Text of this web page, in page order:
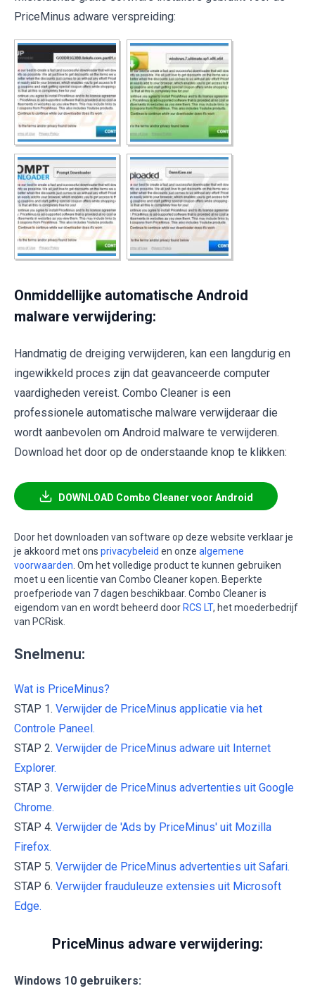
PriceMinus adware verspreiding:
Onmiddellijke automatische Android
malware verwijdering:
Handmatig de dreiging verwijderen, kan een langdurig en
ingewikkeld proces zijn dat geavanceerde computer
vaardigheden vereist. Combo Cleaner is een
professionele automatische malware verwijderaar die
wordt aanbevolen om Android malware te verwijderen.
Download het door op de onderstaande knop te klikken:
DOWNLOAD Combo Cleaner voor Android
Door het downloaden van software op deze website verklaar je
je akkoord met ons privacybeleid en onze algemene
voorwaarden . Om het volledige product te kunnen gebruiken
moet u een licentie van Combo Cleaner kopen. Beperkte
proefperiode van 7 dagen beschikbaar. Combo Cleaner is
eigendom van en wordt beheerd door RCS LT, het moederbedrijf
van PCRisk.
Snelmenu:
Wat is PriceMinus?
STAP 1. Verwijder de PriceMinus applicatie via het
Controle Paneel.
STAP 2. Verwijder de PriceMinus adware uit Internet
Explorer.
STAP 3. Verwijder de PriceMinus advertenties uit Google
Chrome.
STAP 4. Verwijder de 'Ads by PriceMinus' uit Mozilla
Firefox.
STAP 5. Verwijder de PriceMinus advertenties uit Safari.
STAP 6. Verwijder frauduleuze extensies uit Microsoft
Edge.
PriceMinus adware verwijdering:
Windows 10 gebruikers: